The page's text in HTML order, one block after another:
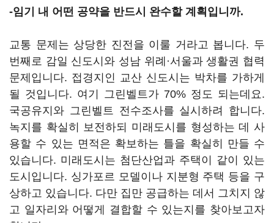
-임기 내 어떤 공약을 반드시 완수할 계획입니까.
교통 문제는 상당한 진전을 이룰 거라고 봅니다. 두
번째로 감일 신도시와 성남 위례·서울과 생활권 협력
문제입니다. 접경지인 교산 신도시는 박차를 가하게
될 것입니다. 여기 그린벨트가 70% 정도 되는데요.
국공유지와 그린벨트 전수조사를 실시하려 합니다.
녹지를 확실히 보전하되 미래도시를 형성하는 데 사
용할 수 있는 면적은 확보하는 틀을 확실히 만들 수
있습니다. 미래도시는 첨단산업과 주택이 같이 있는
도시입니다. 싱가포르 모델이나 지분형 주택 등을 구
상하고 있습니다. 다만 집만 공급하는 데서 그치지 않
고 일자리와 어떻게 결합할 수 있는지를 찾아보고자